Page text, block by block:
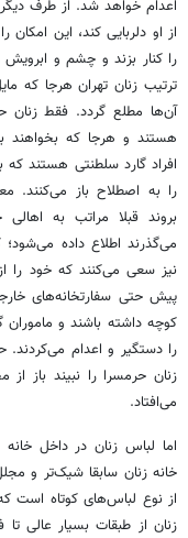
اعدام خواهد شد. از طرف
از او دلربایی کند، این
را کنار بزند و چشم و ابرویش
ترتیب زنان تهران هرجا که
آن‌ها مطلع گردد. فقط زنان
هستند و هرجا که بخواهند
افراد گارد سلطنتی هستند
را به اصطلاح باز می‌کنند.
بروند قبلا مراتب به
می‌گذرند اطلاع داده می‌شود؛
نیز سعی می‌کنند که خود را
پیش حتی سفارتخانه‌های
کوچه داشته باشند و ماموران
را دستگیر و اعدام
زنان حرمسرا را نبیند
می‌افتاد.
اما لباس زنان در داخل
خانه زنان سابقا شیک‌تر و
از نوع لباس‌های کوتاه است
زنان از طبقات بسیار عالی